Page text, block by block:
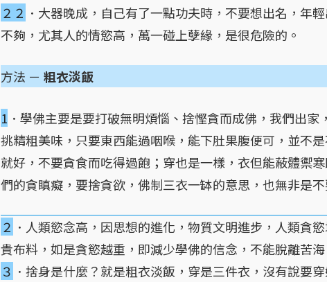
２２ ．大器晚成，自己有了一點功夫時，不要想出名，年
不夠，尤其人的情慾高，萬一碰上孽緣，是很危險的。
方法 － 粗衣淡飯
1 ．學佛主要是要打破無明煩惱、捨慳貪而成佛，我們出
挑精粗美味，只要東西能過咽喉，能下肚果腹便可，並不
就好，不要貪食而吃得過飽；穿也是一樣，衣但能蔽體禦
們的貪瞋癡，要捨貪欲，佛制三衣一缽的意思，也無非是不
２ ．人類慾念高，因思想的進化，物質文明進步，人類貪
貴布料，如是貪慾越重，即減少學佛的信念，不能脫離苦
３ ．捨身是什麼？就是粗衣淡飯，穿是三件衣，沒有說要